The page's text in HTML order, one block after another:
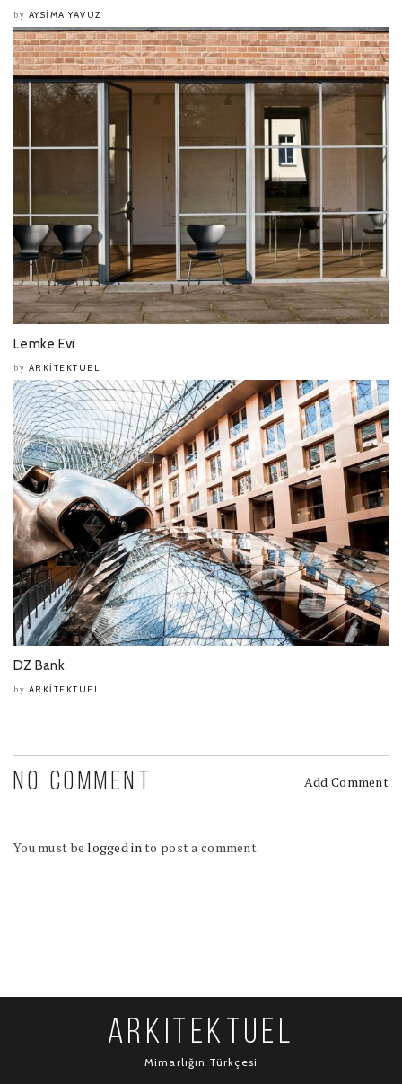
by AYSIMA YAVUZ
Lemke Evi
by ARKITEKTUEL
DZ Bank
by ARKITEKTUEL
NO COMMENT Add Comment
You must belogged into post a comment.
ARKITEKTUEL
Mimarlığın Türkçesi